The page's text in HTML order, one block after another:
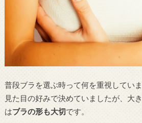
普段ブラを選ぶ時って何を重視してい
見た目の好みで決めていましたが、大
はブラの形も大切です。